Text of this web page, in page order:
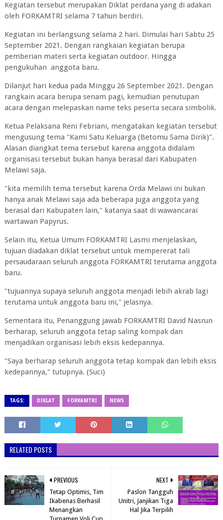
Kegiatan tersebut merupakan Diklat perdana yang di adakan
oleh FORKAMTRI selama 7 tahun berdiri.
Kegiatan ini berlangsung selama 2 hari. Dimulai hari Sabtu 25
September 2021. Dengan rangkaian kegiatan berupa
pemberian materi serta kegiatan outdoor. Hingga
pengukuhan anggota baru.
Dilanjut hari kedua pada Minggu 26 September 2021. Dengan
rangkain acara berupa senam pagi, kemudian penutupan
acara dengan melepaskan name teks peserta secara simbolik.
Ketua Pelaksana Reni Febriani, mengatakan kegiatan tersebut
mengusung tema "Kami Satu Keluarga (Betomu Sama Dirik)".
Alasan diangkat tema tersebut karena anggota didalam
organisasi tersebut bukan hanya berasal dari Kabupaten
Melawi saja.
"kita memilih tema tersebut karena Orda Melawi ini bukan
hanya anak Melawi saja ada beberapa juga anggota yang
berasal dari Kabupaten lain," katanya saat di wawancarai
wartawan Papyrus.
Selain itu, Ketua Umum FORKAMTRI Lasmi menjelaskan,
tujuan diadakan diklat tersebut untuk mempererat tali
persaudaraan seluruh anggota FORKAMTRI terutama anggota
baru.
"tujuannya supaya seluruh anggota menjadi lebih akrab lagi
terutama untuk anggota baru ini," jelasnya.
Sementara itu, Penanggung jawab FORKAMTRI David Nasrun
berharap, seluruh anggota tetap saling kompak dan
menjadikan organisasi lebih eksis kedepannya.
"Saya berharap seluruh anggota tetap kompak dan lebih eksis
kedepannya," tutupnya. (Suci)
TAGS: DIKLAT FORKAMTRI NEWS
RELATED POSTS
NEXT
Paslon Tangguh
Unitri, Janjikan Tiga
Hal Jika Terpilih
PREVIOUS
Tetap Optimis, Tim
Ikabenas Berhasil
Menangkan